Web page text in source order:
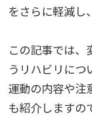
をさらに軽減し
この記事では、
うリハビリにつ
運動の内容や注
も紹介しますの